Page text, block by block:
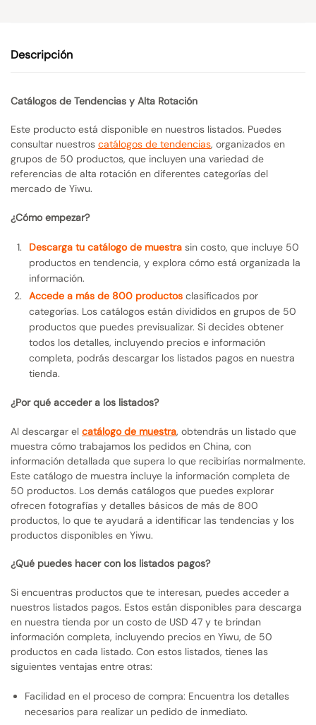
Descripción
Catálogos de Tendencias y Alta Rotación
Este producto está disponible en nuestros listados. Puedes
consultar nuestros catálogos de tendencias, organizados en
grupos de 50 productos, que incluyen una variedad de
referencias de alta rotación en diferentes categorías del
mercado de Yiwu.
¿Cómo empezar?
Descarga tu catálogo de muestra sin costo, que incluye 50
productos en tendencia, y explora cómo está organizada la
información.
Accede a más de 800 productos clasificados por
categorías. Los catálogos están divididos en grupos de 50
productos que puedes previsualizar. Si decides obtener
todos los detalles, incluyendo precios e información
completa, podrás descargar los listados pagos en nuestra
tienda.
¿Por qué acceder a los listados?
Al descargar el catálogo de muestra, obtendrás un listado que
muestra cómo trabajamos los pedidos en China, con
información detallada que supera lo que recibirías normalmente.
Este catálogo de muestra incluye la información completa de
50 productos. Los demás catálogos que puedes explorar
ofrecen fotografías y detalles básicos de más de 800
productos, lo que te ayudará a identificar las tendencias y los
productos disponibles en Yiwu.
¿Qué puedes hacer con los listados pagos?
Si encuentras productos que te interesan, puedes acceder a
nuestros listados pagos. Estos están disponibles para descarga
en nuestra tienda por un costo de USD 47 y te brindan
información completa, incluyendo precios en Yiwu, de 50
productos en cada listado. Con estos listados, tienes las
siguientes ventajas entre otras:
Facilidad en el proceso de compra: Encuentra los detalles
necesarios para realizar un pedido de inmediato.